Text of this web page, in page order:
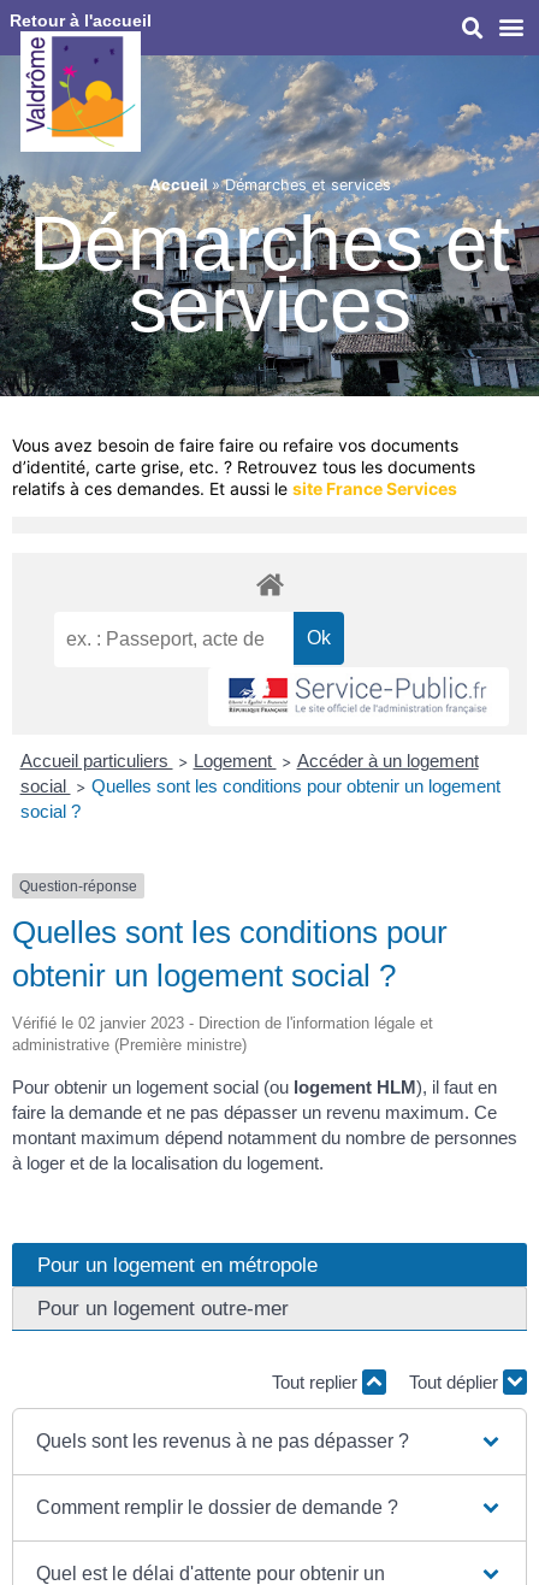
Retour à l'accueil
Accueil»Démarches et services
Démarches et
services
Vous avez besoin de faire faire ou refaire vos documents
d’identité, carte grise, etc. ? Retrouvez tous les documents
relatifs à ces demandes. Et aussi le site France Services
Accueil particuliers > Logement > Accéder à un logement
social > Quelles sont les conditions pour obtenir un logement
social ?
Question-réponse
Quelles sont les conditions pour
obtenir un logement social ?
Vérifié le 02 janvier 2023 - Direction de l'information légale et
administrative (Première ministre)
Pour obtenir un logement social (ou logement HLM), il faut en
faire la demande et ne pas dépasser un revenu maximum. Ce
montant maximum dépend notamment du nombre de personnes
à loger et de la localisation du logement.
Pour un logement en métropole
Pour un logement outre-mer
Tout replier Tout déplier
Quels sont les revenus à ne pas dépasser ?
Comment remplir le dossier de demande ?
Quel est le délai d'attente pour obtenir un